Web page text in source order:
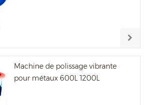
Machine de polissage vibrante
pour métaux 600L 1200L